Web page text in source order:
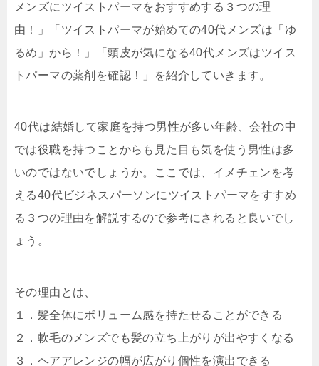
メンズにツイストパーマをおすすめする３つの理
由！」「ツイストパーマが始めての40代メンズは「ゆ
るめ」から！」「頭皮が気になる40代メンズはツイス
トパーマの薬剤を確認！」を紹介していきます。
40代は結婚して家庭を持つ男性が多い年齢、会社の中
では役職を持つことからも見た目も気を使う男性は多
いのではないでしょうか。ここでは、イメチェンを考
える40代ビジネスパーソンにツイストパーマをすすめ
る３つの理由を解説するので参考にされると良いでし
ょう。
その理由とは、
１．髪全体にボリューム感を持たせることができる
２．軟毛のメンズでも髪の立ち上がりが出やすくなる
３．ヘアアレンジの幅が広がり個性を演出できる